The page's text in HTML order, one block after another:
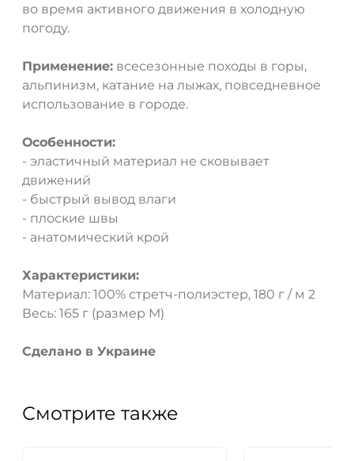
во время активного движения в холодную
погоду.
Применение: всесезонные походы в горы,
альпинизм, катание на лыжах, повседневное
использование в городе.
Особенности:
- эластичный материал не сковывает
движений
- быстрый вывод влаги
- плоские швы
- анатомический крой
Характеристики:
Материал: 100% стретч-полиэстер, 180 г / м 2
Весь: 165 г (размер М)
Сделано в Украине
Смотрите также